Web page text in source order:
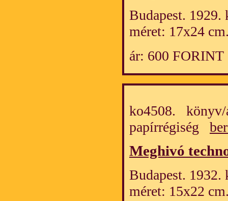
Budapest. 1929.
méret: 17x24
ár: 600 FORINT
ko4508. könyv/
papírrégiség
Meghivó
Budapest. 1932.
méret: 15x22